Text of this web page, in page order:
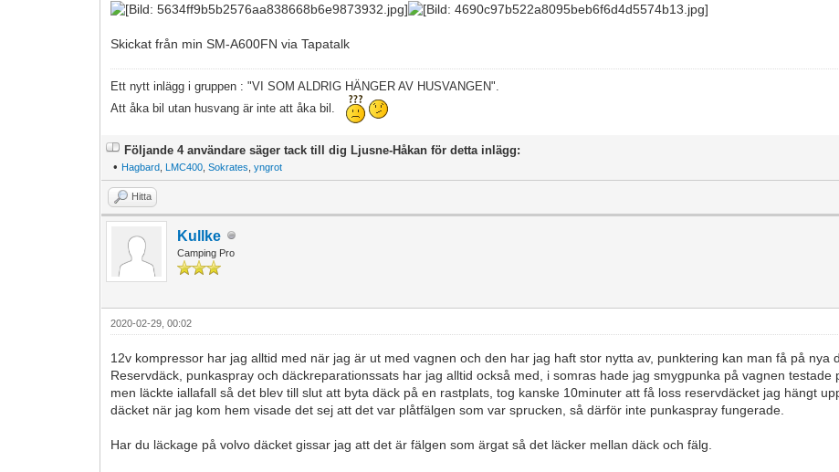
Skickat från min SM-A600FN via Tapatalk
Ett nytt inlägg i gruppen : "VI SOM ALDRIG HÄNGER AV HUSVANGEN".
Att åka bil utan husvang är inte att åka bil.
Följande 4 användare säger tack till dig Ljusne-Håkan för detta inlägg:
• Hagbard LMC400 ,Sokrates ,yngrot
Hitta
Kullke
Camping Pro
2020-02-29, 00:02
12v kompressor har jag alltid med när jag är ut med vagnen och den har jag haft stor nytta av, punktering kan man få på nya
Reservdäck, punkaspray och däckreparationssats har jag alltid också med, i somras hade jag smygpunka på vagnen
men läckte iallafall så det blev till slut att byta däck på en rastplats, tog kanske 10minuter att få loss reservdäcket jag hängt
däcket när jag kom hem visade det sej att det var plåtfälgen som var sprucken, så därför inte punkaspray fungerade.
Har du läckage på volvo däcket gissar jag att det är fälgen som ärgat så det läcker mellan däck och fälg.